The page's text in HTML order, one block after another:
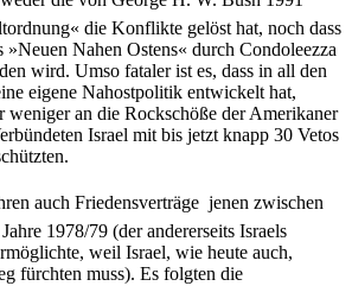
die Konflikte gelöst hat, noch dass
Nahen Ostens« durch Condoleezza
wird. Umso fataler ist es, dass in all den
eigene Nahostpolitik entwickelt hat,
weniger an die Rockschöße der Amerikaner
Israel mit bis jetzt knapp 30 Vetos
auch Friedensverträge  jenen zwischen
1978/79 (der andererseits Israels
weil Israel, wie heute auch,
fürchten muss). Es folgten die